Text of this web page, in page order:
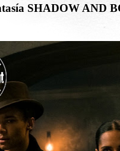
SHADOW AND